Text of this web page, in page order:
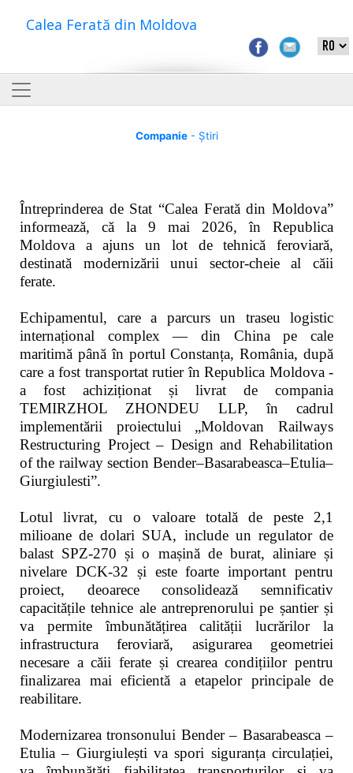
Calea Ferată din Moldova
Companie- Știri
Întreprinderea de Stat “Calea Ferată din Moldova”
informează, că la 9 mai 2026, în Republica
Moldova a ajuns un lot de tehnică feroviară,
destinată modernizării unui sector-cheie al căii
ferate.
Echipamentul, care a parcurs un traseu logistic
internațional complex — din China pe cale
maritimă până în portul Constanța, România, după
care a fost transportat rutier în Republica Moldova -
a fost achiziționat și livrat de compania
TEMIRZHOL ZHONDEU LLP, în cadrul
implementării proiectului „Moldovan Railways
Restructuring Project – Design and Rehabilitation
of the railway section Bender–Basarabeasca–Etulia–
Giurgiulesti”.
Lotul livrat, cu o valoare totală de peste 2,1
milioane de dolari SUA, include un regulator de
balast SPZ-270 și o mașină de burat, aliniare și
nivelare DCK-32 și este foarte important pentru
proiect, deoarece consolidează semnificativ
capacitățile tehnice ale antreprenorului pe șantier și
va permite îmbunătățirea calității lucrărilor la
infrastructura feroviară, asigurarea geometriei
necesare a căii ferate și crearea condițiilor pentru
finalizarea mai eficientă a etapelor principale de
reabilitare.
Modernizarea tronsonului Bender – Basarabeasca –
Etulia – Giurgiulești va spori siguranța circulației,